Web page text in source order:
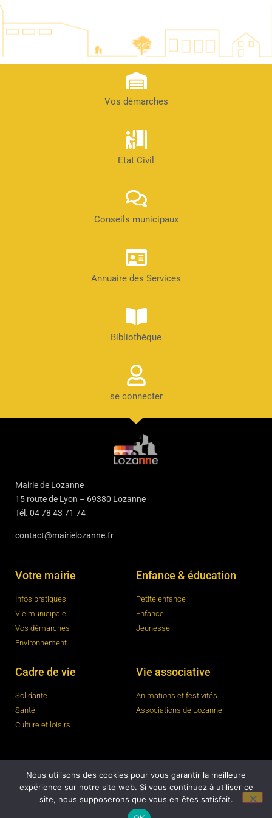
Vos démarches
Etat Civil
Conseils municipaux
Annuaire des Services
Bibliothèque
se connecter
Mairie de Lozanne
15 route de Lyon – 69380 Lozanne
Tél. 04 78 43 71 74
contact@mairielozanne.fr
Votre mairie
Infos pratiques
Vie municipale
Vos démarches
Environnement
Enfance & éducation
Petite enfance
Enfance
Jeunesse
Cadre de vie
Solidarité
Santé
Culture et loisirs
Vie associative
Animations et festivités
Associations de Lozanne
© 2023ajccom–Mentions légales
Nous utilisons des cookies pour vous garantir la meilleure
expérience sur notre site web. Si vous continuez à utiliser ce
site, nous supposerons que vous en êtes satisfait.